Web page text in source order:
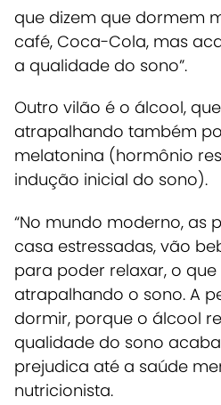
que dizem que dormem
café, Coca-Cola, mas
a qualidade do sono”.
Outro vilão é o álcool,
atrapalhando também
melatonina (hormônio
indução inicial do sono).
“No mundo moderno, as
casa estressadas, vão
para poder relaxar, o
atrapalhando o sono. A
dormir, porque o álcool
qualidade do sono
prejudica até a saúde
nutricionista.